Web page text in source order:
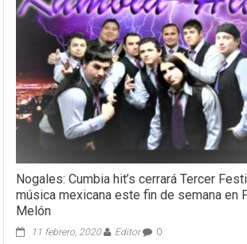
Nogales: Cumbia hit’s cerrará Tercer
música mexicana este fin de semana en
Melón
11 febrero, 2020 Editor 0